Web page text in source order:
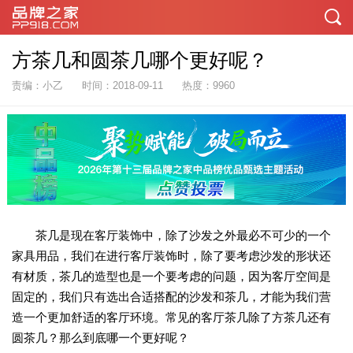
方茶几和圆茶几哪个更好呢？
责编：小乙 时间：2018-09-11 热度：9960
茶几是现在客厅装饰中，除了沙发之外最必不可少的一个
家具用品，我们在进行客厅装饰时，除了要考虑沙发的形状还
有材质，茶几的造型也是一个要考虑的问题，因为客厅空间是
固定的，我们只有选出合适搭配的沙发和茶几，才能为我们营
造一个更加舒适的客厅环境。常见的客厅茶几除了方茶几还有
圆茶几？那么到底哪一个更好呢？